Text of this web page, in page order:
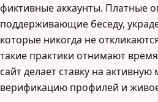
фиктивные аккаунты. Платные
поддерживающие беседу,
которые никогда не
такие практики отнимают
сайт делает ставку на
верификацию профилей и